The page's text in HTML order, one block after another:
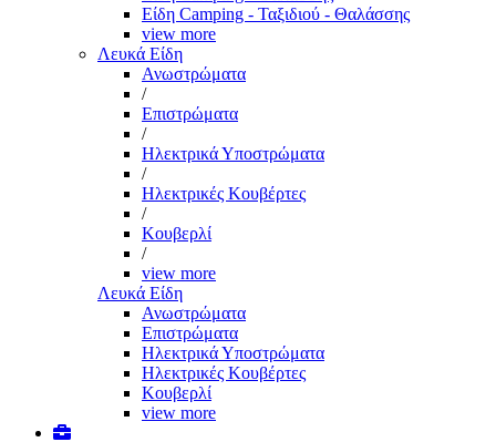
Είδη Camping - Ταξιδιού - Θαλάσσης
view more
Λευκά Είδη
Ανωστρώματα
/
Επιστρώματα
/
Ηλεκτρικά Υποστρώματα
/
Ηλεκτρικές Κουβέρτες
/
Κουβερλί
/
view more
Λευκά Είδη
Ανωστρώματα
Επιστρώματα
Ηλεκτρικά Υποστρώματα
Ηλεκτρικές Κουβέρτες
Κουβερλί
view more